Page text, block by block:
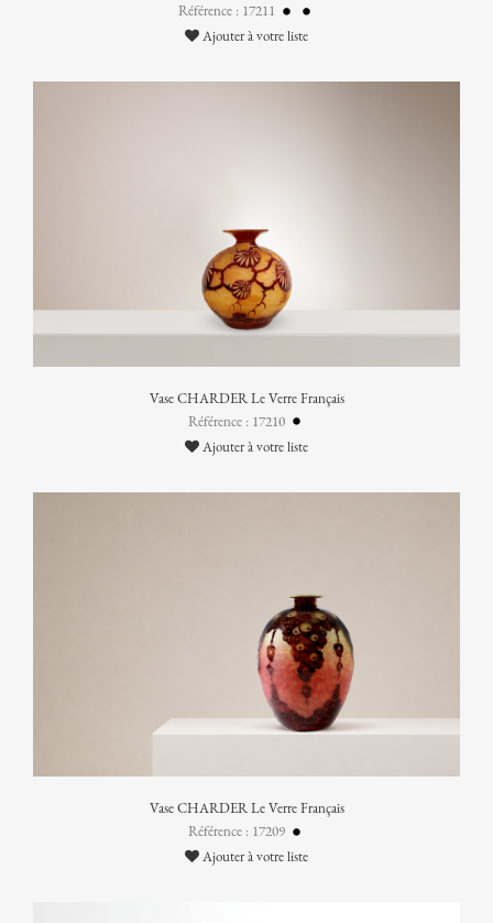
Référence : 17211
Ajouter à votre liste
Vase CHARDER Le Verre Français
Référence : 17210
Ajouter à votre liste
Vase CHARDER Le Verre Français
Référence : 17209
Ajouter à votre liste